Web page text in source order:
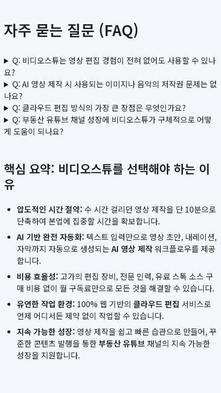
자주 묻는 질문 (FAQ)
Q: 비디오스튜는 영상 편집 경험이 전혀 없어도 사용할 수 있나
요?
Q: AI 영상 제작 시 사용되는 이미지나 음악의 저작권 문제는 없
나요?
Q: 클라우드 편집 방식의 가장 큰 장점은 무엇인가요?
Q: 부동산 유튜브 채널 성장에 비디오스튜가 구체적으로 어떻
게 도움이 되나요?
핵심 요약: 비디오스튜를 선택해야 하는 이
유
압도적인 시간 절약: 수 시간 걸리던 영상 제작을 단 10분으로
단축하여 본업에 집중할 시간을 확보합니다.
AI 기반 완전 자동화: 텍스트 입력만으로 영상 초안, 내레이션,
자막까지 자동으로 생성되는AI 영상 제작 워크플로우를 제공
합니다.
비용 효율성: 고가의 편집 장비, 전문 인력, 유료 스톡 소스 구
매 비용 없이 월 구독료만으로 모든 것을 해결할 수 있습니다.
유연한 작업 환경: 100% 웹 기반의 클라우드 편집 서비스로
언제 어디서든 제약 없이 작업할 수 있습니다.
지속 가능한 성장: 영상 제작을 쉽고 빠른 습관으로 만들어, 꾸
준한 콘텐츠 발행을 통한부동산 유튜브 채널의 지속 가능한
성장을 지원합니다.